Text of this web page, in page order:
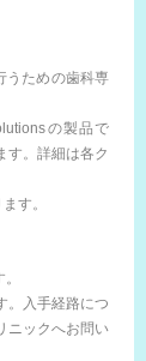
うための歯科専
の製品で
す。詳細は各ク
す。
。入手経路につ
ニックへお問い